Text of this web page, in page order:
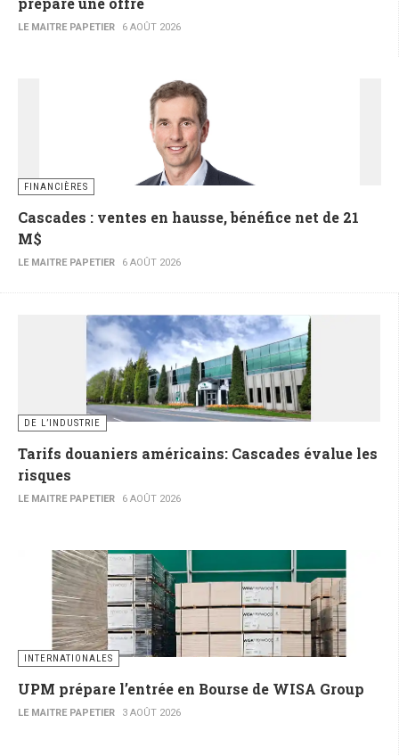
LE MAITRE PAPETIER 6 AOÛT 2026
FINANCIÈRES
Cascades : ventes en hausse, bénéfice net de 21
M$
LE MAITRE PAPETIER 6 AOÛT 2026
DE L’INDUSTRIE
Tarifs douaniers américains: Cascades évalue les
risques
LE MAITRE PAPETIER 6 AOÛT 2026
INTERNATIONALES
UPM prépare l’entrée en Bourse de WISA Group
LE MAITRE PAPETIER 3 AOÛT 2026